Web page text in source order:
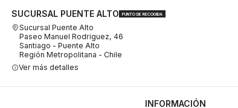
SUCURSAL PUENTE ALTO PUNTO DE RECOGIDA
Sucursal Puente Alto
Paseo Manuel Rodriguez, 46
Santiago - Puente Alto
Región Metropolitana - Chile
Ver más detalles
INFORMACIÓN